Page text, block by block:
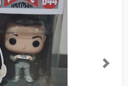
Next